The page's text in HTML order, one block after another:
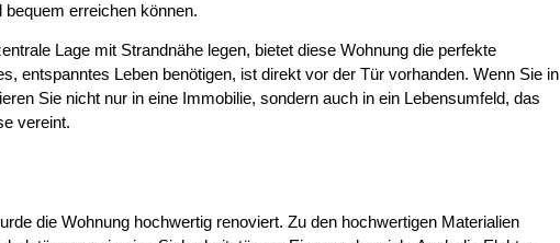
erreichen können.
Lage mit Strandnähe legen, bietet diese Wohnung die perfekte
entspanntes Leben benötigen, ist direkt vor der Tür vorhanden. Wenn Sie in
Sie nicht nur in eine Immobilie, sondern auch in ein Lebensumfeld, das
vereint.
die Wohnung hochwertig renoviert. Zu den hochwertigen Materialien